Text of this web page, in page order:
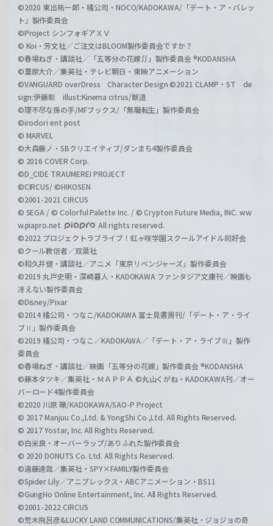
©2020 東出祐一郎・橘公司・NOCO/KADOKAWA/「デート・ア・バレッ
ト」製作委員会
©Project シンフォギアＸＶ
© Koi・芳文社／ご注文はBLOOM製作委員会ですか？
©春場ねぎ・講談社／「五等分の花嫁∬」製作委員会 ®KODANSHA
©葦原大介／集英社・テレビ朝日・東映アニメーション
©VANGUARD overDress Character Design ©2021 CLAMP・ST de
sign:伊藤彰 illust:Kinema citrus/獣道
©理不尽な孫の手/MFブックス/「無職転生」製作委員会
©irodori ent post
© MARVEL
©大森藤ノ・SBクリエイティブ/ダンまち4製作委員会
© 2016 COVER Corp.
©D_CIDE TRAUMEREI PROJECT
©CIRCUS/ ©HIKOSEN
©2001-2021 CIRCUS
© SEGA / © Colorful Palette Inc. / © Crypton Future Media, INC. ww
w.piapro.net
All rights reserved.
©2022 プロジェクトラブライブ！虹ヶ咲学園スクールアイドル同好会
©クール教信者／双葉社
©和久井健・講談社／アニメ「東京リベンジャーズ」製作委員会
©2019 丸戸史明・深崎暮人・KADOKAWA ファンタジア文庫刊／映画も
冴えない製作委員会
©Disney/Pixar
©2014 橘公司・つなこ/KADOKAWA 富士見書房刊/「デート・ア・ライ
ブⅡ」製作委員会
©2019 橘公司・つなこ／KADOKAWA／「デート・ア・ライブⅢ」製作
委員会
©春場ねぎ・講談社／映画「五等分の花嫁」製作委員会 ®KODANSHA
©藤本タツキ／集英社・ＭＡＰＰＡ ©丸山くがね・KADOKAWA刊／オー
バーロード4製作委員会
©2020 川原 礫/KADOKAWA/SAO-P Project
© 2017 Manjuu Co.,Ltd. & YongShi Co.,Ltd. All Rights Reserved.
© 2017 Yostar, Inc. All Rights Reserved.
©白米良・オーバーラップ/ありふれた製作委員会
© 2020 DONUTS Co. Ltd. All Rights Reserved.
©遠藤達哉／集英社・SPY×FAMILY製作委員会
©Spider Lily／アニプレックス・ABCアニメーション・BS11
©GungHo Online Entertainment, Inc. All Rights Reserved.
©2001-2022 CIRCUS
©荒木飛呂彦&LUCKY LAND COMMUNICATIONS/集英社・ジョジョの奇